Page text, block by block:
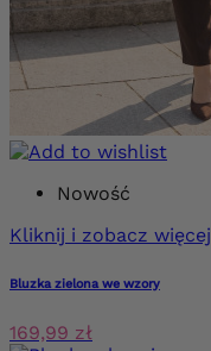
Nowość
Kliknij i zobacz więcej
Bluzka zielona we wzory
169,99 zł